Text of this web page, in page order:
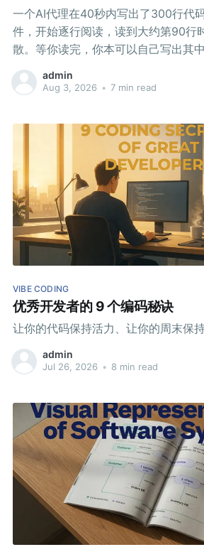
一个AI代理在40秒内写出了300行代
件，开始逐行阅读，读到大约第90行
散。等你读完，你本可以自己写出其
代理到底给你带来了什么？
admin
Aug 3, 2026 • 7 min read
VIBE CODING
优秀开发者的 9 个编码秘诀
让你的代码保持活力、让你的周末保
admin
Jul 26, 2026 • 8 min read